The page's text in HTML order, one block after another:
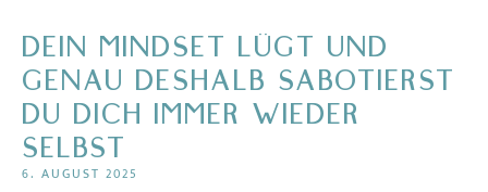
DEIN MINDSET LÜGT UND
GENAU DESHALB SABOTIERST
DU DICH IMMER WIEDER
SELBST
6. AUGUST 2025